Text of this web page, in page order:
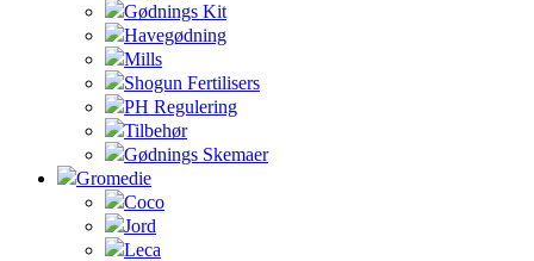
Gødnings Kit
Havegødning
Mills
Shogun Fertilisers
PH Regulering
Tilbehør
Gødnings Skemaer
Gromedie
Coco
Jord
Leca